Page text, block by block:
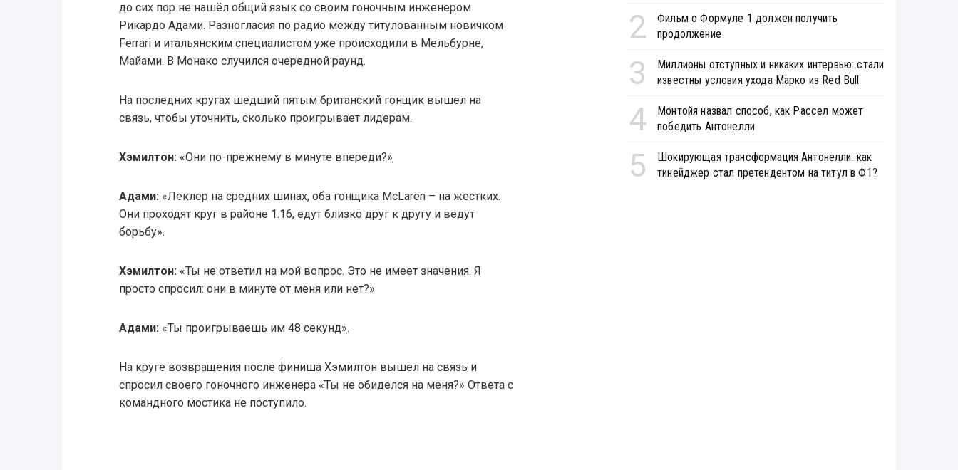
до сих пор не нашёл общий язык со своим гоночным инженером
Рикардо Адами. Разногласия по радио между титулованным новичком
Ferrari и итальянским специалистом уже происходили в Мельбурне,
Майами. В Монако случился очередной раунд.
На последних кругах шедший пятым британский гонщик вышел на
связь, чтобы уточнить, сколько проигрывает лидерам.
Хэмилтон:«Они по-прежнему в минуте впереди?»
Адами:«Леклер на средних шинах, оба гонщика McLaren – на жестких.
Они проходят круг в районе 1.16, едут близко друг к другу и ведут
борьбу».
Хэмилтон:«Ты не ответил на мой вопрос. Это не имеет значения. Я
просто спросил: они в минуте от меня или нет?»
Адами:«Ты проигрываешь им 48 секунд».
На круге возвращения после финиша Хэмилтон вышел на связь и
спросил своего гоночного инженера «Ты не обиделся на меня?» Ответа с
командного мостика не поступило.
2
Фильм о Формуле 1 должен получить
продолжение
3
Миллионы отступных и никаких интервью: стали
известны условия ухода Марко из Red Bull
4
Монтойя назвал способ, как Рассел может
победить Антонелли
5
Шокирующая трансформация Антонелли: как
тинейджер стал претендентом на титул в Ф1?